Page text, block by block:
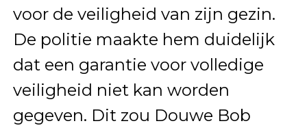
voor de veiligheid van zijn gezin.
De politie maakte hem duidelijk
dat een garantie voor volledige
veiligheid niet kan worden
gegeven. Dit zou Douwe Bob